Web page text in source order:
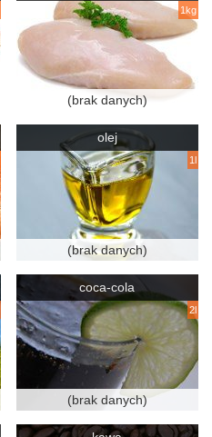
1kg
(brak danych)
olej
1l
(brak danych)
coca-cola
2l
(brak danych)